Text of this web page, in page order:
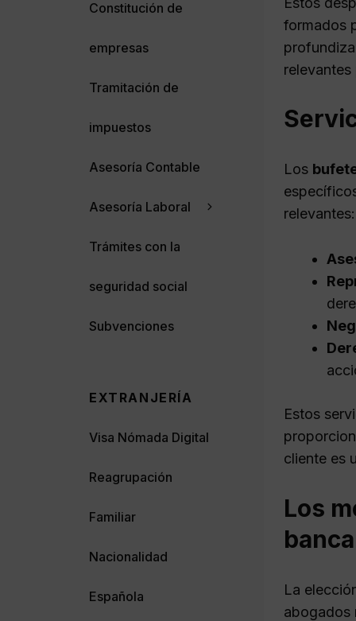
formados
Los
relevantes:
Estos
cliente es
Los
La
abogados
Constitución de
empresas
Tramitación de
impuestos
Asesoría Contable
Asesoría Laboral
Trámites con la
seguridad social
Subvenciones
EXTRANJERÍA
Visa Nómada Digital
Reagrupación
Familiar
Nacionalidad
Española